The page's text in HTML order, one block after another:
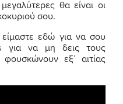
θα είναι οι
σου.
εδώ για να σου
για να μη δεις τους
εξ’ αιτίας